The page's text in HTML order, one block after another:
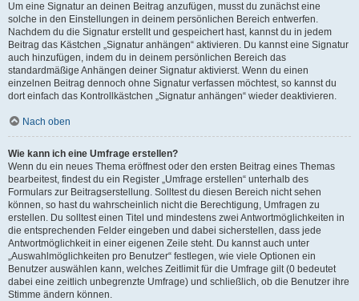
Um eine Signatur an deinen Beitrag anzufügen, musst du zunächst eine
solche in den Einstellungen in deinem persönlichen Bereich entwerfen.
Nachdem du die Signatur erstellt und gespeichert hast, kannst du in jedem
Beitrag das Kästchen „Signatur anhängen“ aktivieren. Du kannst eine Signatur
auch hinzufügen, indem du in deinem persönlichen Bereich das
standardmäßige Anhängen deiner Signatur aktivierst. Wenn du einen
einzelnen Beitrag dennoch ohne Signatur verfassen möchtest, so kannst du
dort einfach das Kontrollkästchen „Signatur anhängen“ wieder deaktivieren.
Nach oben
Wie kann ich eine Umfrage erstellen?
Wenn du ein neues Thema eröffnest oder den ersten Beitrag eines Themas
bearbeitest, findest du ein Register „Umfrage erstellen“ unterhalb des
Formulars zur Beitragserstellung. Solltest du diesen Bereich nicht sehen
können, so hast du wahrscheinlich nicht die Berechtigung, Umfragen zu
erstellen. Du solltest einen Titel und mindestens zwei Antwortmöglichkeiten in
die entsprechenden Felder eingeben und dabei sicherstellen, dass jede
Antwortmöglichkeit in einer eigenen Zeile steht. Du kannst auch unter
„Auswahlmöglichkeiten pro Benutzer“ festlegen, wie viele Optionen ein
Benutzer auswählen kann, welches Zeitlimit für die Umfrage gilt (0 bedeutet
dabei eine zeitlich unbegrenzte Umfrage) und schließlich, ob die Benutzer ihre
Stimme ändern können.